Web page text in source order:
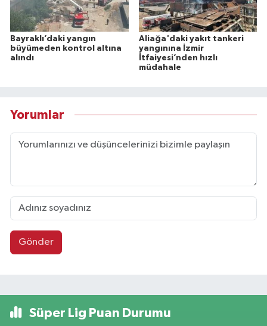
Bayraklı’daki yangın
büyümeden kontrol altına
alındı
Aliağa'daki yakıt tankeri
yangınına İzmir
İtfaiyesi’nden hızlı
müdahale
Yorumlar
Gönder
Süper Lig Puan Durumu